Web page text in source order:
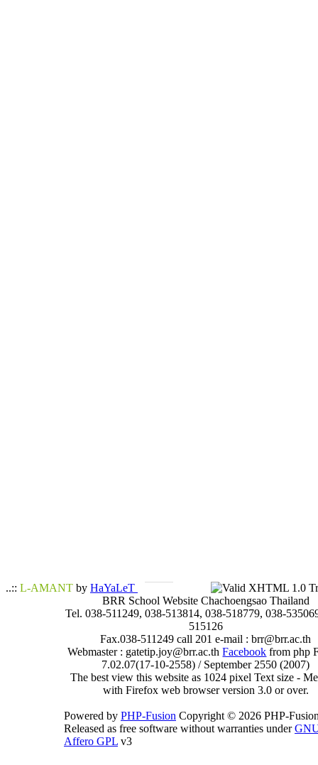
..:: L-AMANT by HaYaLeT
BRR School Website Chachoengsao Thailand
Tel. 038-511249, 038-513814, 038-518779, 038-
515126
Fax.038-511249 call 201 e-mail : brr@brr.ac.th
Webmaster : gatetip.joy@brr.ac.thFacebook from php
7.02.07(17-10-2558) / September 2550 (2007)
The best view this website as 1024 pixel Text size -
with Firefox web browser version 3.0 or over.
Powered by PHP-Fusion Copyright © 2026 PHP-
Released as free software without warranties under
Affero GPL v3